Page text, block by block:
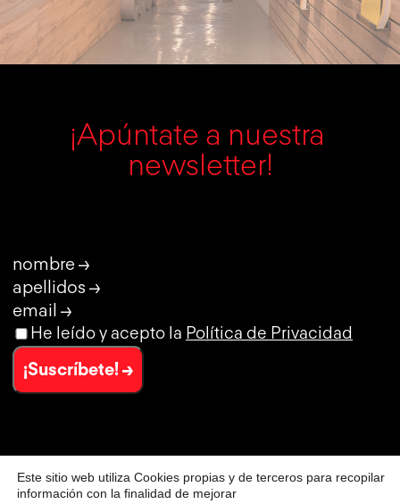
¡Apúntate a nuestra
newsletter!
nombre →
apellidos →
email →
He leído y acepto la Política de Privacidad
¡Suscríbete! →
© CLUB DE CREATIVIDAD
AVISO LEGAL
Este sitio web utiliza Cookies propias y de terceros para recopilar
información con la finalidad de mejorar